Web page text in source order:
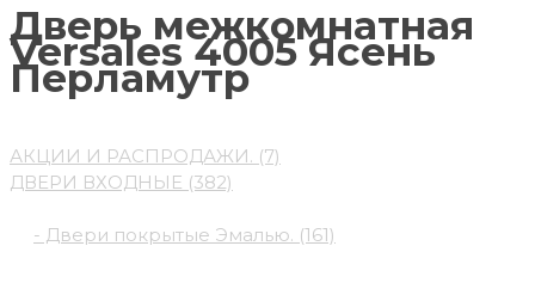
Дверь межкомнатная
Versales 4005 Ясень
Перламутр
АКЦИИ И РАСПРОДАЖИ. (7)
ДВЕРИ ВХОДНЫЕ (382)
- Двери покрытые Эмалью. (161)